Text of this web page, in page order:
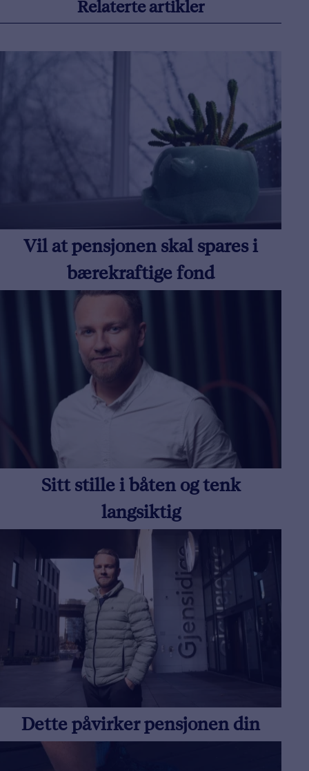
Relaterte artikler
Vil at pensjonen skal spares i
bærekraftige fond
Sitt stille i båten og tenk
langsiktig
Dette påvirker pensjonen din